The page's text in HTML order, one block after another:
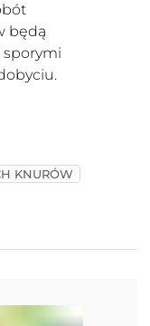
będą
sporymi
KNURÓW